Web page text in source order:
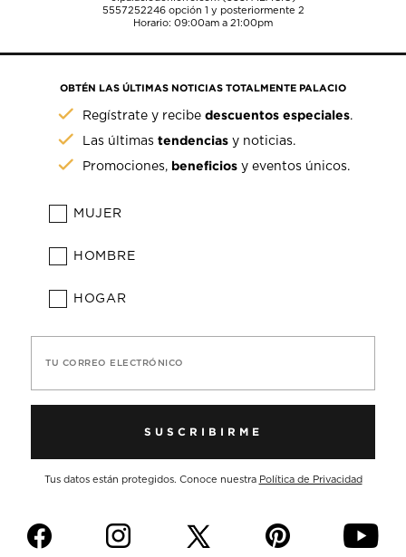
5557252246opción 1 y posteriormente 2
Horario: 09:00am a 21:00pm
OBTÉN LAS ÚLTIMAS NOTICIAS TOTALMENTE PALACIO
Regístrate y recibedescuentos especiales.
Las últimastendencias y noticias.
Promociones, beneficios y eventos únicos.
MUJER
HOMBRE
HOGAR
TU CORREO ELECTRÓNICO
SUSCRIBIRME
Tus datos están protegidos. Conoce nuestra Política de Privacidad
f i p y